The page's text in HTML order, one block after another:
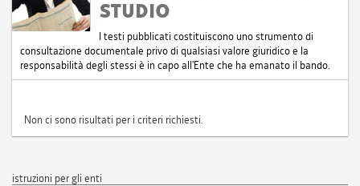
STUDIO
I testi pubblicati costituiscono uno strumento di
consultazione documentale privo di qualsiasi valore giuridico e la
responsabilità degli stessi è in capo all'Ente che ha emanato il bando.
Non ci sono risultati per i criteri richiesti.
istruzioni per gli enti